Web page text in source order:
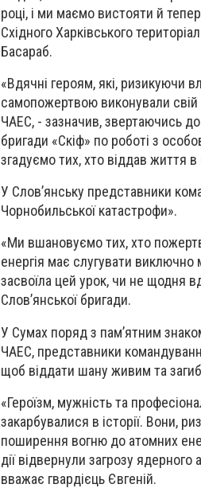
році, і ми маємо вистояти й
Східного Харківського
Басараб.
«Вдячні героям, які, ризикуючи
самопожертвою виконували свій
ЧАЕС, - зазначив, звертаючись до
бригади «Скіф» по роботі з
згадуємо тих, хто віддав життя
У Слов’янську представники
Чорнобильської катастрофи».
«Ми вшановуємо тих, хто
енергія має слугувати
засвоїла цей урок, чи не щодня
Слов’янської бригади.
У Сумах поряд з пам’ятним знаком
ЧАЕС, представники
щоб віддати шану живим та
«Героїзм, мужність та
закарбувалися в історії. Вони,
поширення вогню до атомних
дії відвернули загрозу
вважає гвардієць Євгеній.